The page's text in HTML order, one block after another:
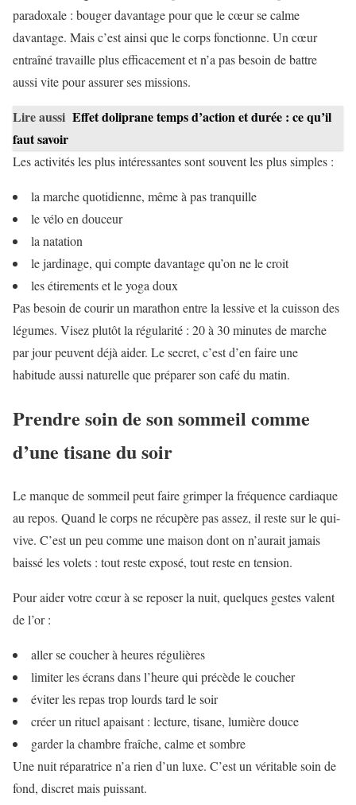
paradoxale : bouger davantage pour que le cœur se calme
davantage. Mais c’est ainsi que le corps fonctionne. Un cœur
entraîné travaille plus efficacement et n’a pas besoin de battre
aussi vite pour assurer ses missions.
Lire aussi Effet doliprane temps d’action et durée : ce qu’il
faut savoir
Les activités les plus intéressantes sont souvent les plus simples :
la marche quotidienne, même à pas tranquille
le vélo en douceur
la natation
le jardinage, qui compte davantage qu’on ne le croit
les étirements et le yoga doux
Pas besoin de courir un marathon entre la lessive et la cuisson des
légumes. Visez plutôt la régularité : 20 à 30 minutes de marche
par jour peuvent déjà aider. Le secret, c’est d’en faire une
habitude aussi naturelle que préparer son café du matin.
Prendre soin de son sommeil comme
d’une tisane du soir
Le manque de sommeil peut faire grimper la fréquence cardiaque
au repos. Quand le corps ne récupère pas assez, il reste sur le qui-
vive. C’est un peu comme une maison dont on n’aurait jamais
baissé les volets : tout reste exposé, tout reste en tension.
Pour aider votre cœur à se reposer la nuit, quelques gestes valent
de l’or :
aller se coucher à heures régulières
limiter les écrans dans l’heure qui précède le coucher
éviter les repas trop lourds tard le soir
créer un rituel apaisant : lecture, tisane, lumière douce
garder la chambre fraîche, calme et sombre
Une nuit réparatrice n’a rien d’un luxe. C’est un véritable soin de
fond, discret mais puissant.